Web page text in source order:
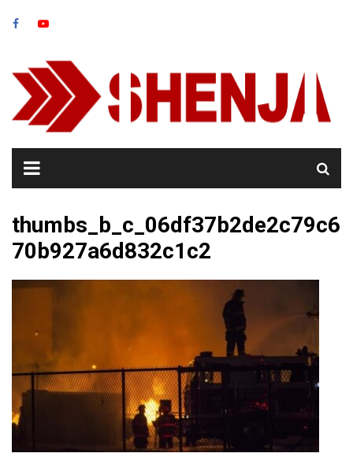
thumbs_b_c_06df37b2de2c79c6
70b927a6d832c1c2